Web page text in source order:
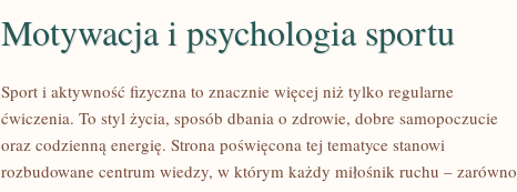
Motywacja i psychologia sportu
Sport i aktywność fizyczna to znacznie więcej niż tylko regularne
ćwiczenia. To styl życia, sposób dbania o zdrowie, dobre samopoczucie
oraz codzienną energię. Strona poświęcona tej tematyce stanowi
rozbudowane centrum wiedzy, w którym każdy miłośnik ruchu – zarówno